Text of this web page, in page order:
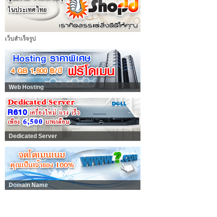
เว็บสำเร็จรูป
Web Hosting
Dedicated Server
Domain Name